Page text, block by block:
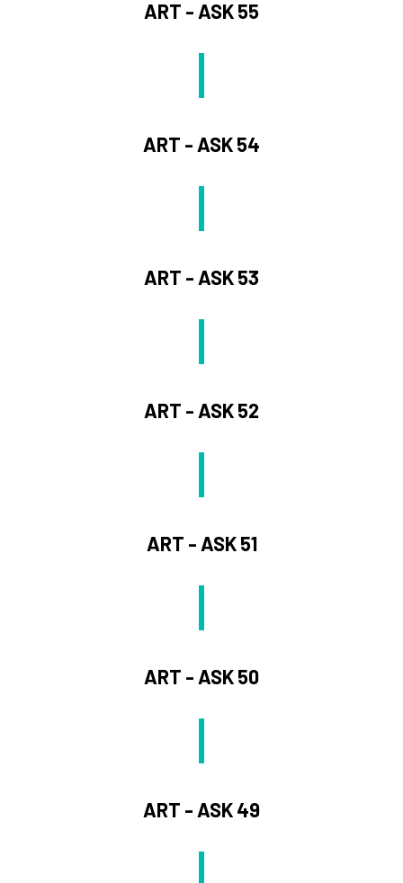
ART - ASK 55
ART - ASK 54
ART - ASK 53
ART - ASK 52
ART - ASK 51
ART - ASK 50
ART - ASK 49